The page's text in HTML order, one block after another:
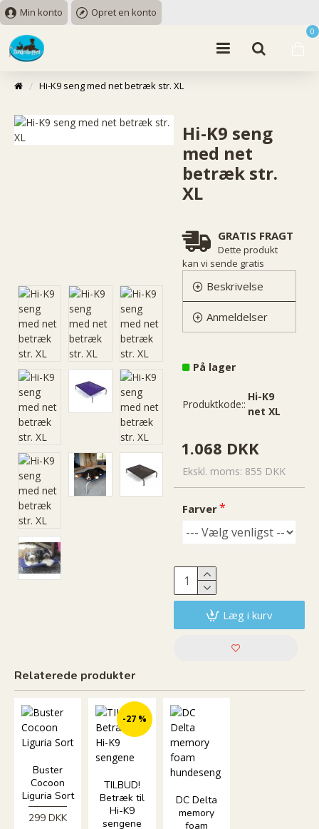
Min konto Opret en konto
0
Hi-K9 seng med net betræk str. XL
Hi-K9 seng
med net
betræk str.
XL
Beskrivelse
Anmeldelser
GRATIS FRAGT
Dette produkt
kan vi sende gratis
1.068 DKK
Ekskl. moms: 855 DKK
På lager
Produktkode::
Hi-K9
net XL
Farver
Læg i kurv
Relaterede produkter
Buster
Cocoon
Liguria Sort
299 DKK
-27 %
TILBUD!
Betræk til
Hi-K9
sengene
DC Delta
memory
foam